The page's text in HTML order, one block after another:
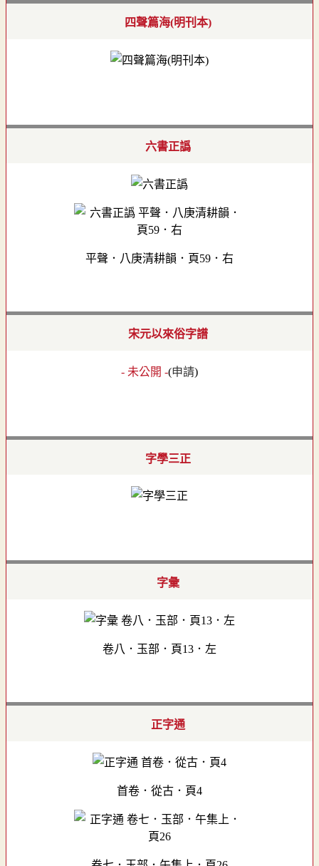
四聲篇海(明刊本)
六書正譌
平聲．八庚清耕韻．頁59．右
宋元以來俗字譜
- 未公開 -(申請)
字學三正
字彙
卷八．玉部．頁13．左
正字通
首卷．從古．頁4